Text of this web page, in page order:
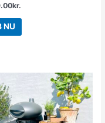
kr.
NU